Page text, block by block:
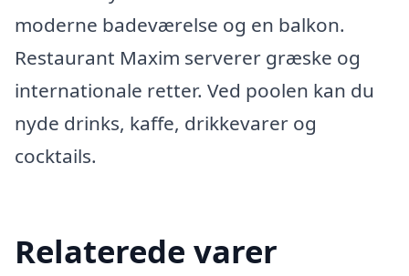
moderne badeværelse og en balkon.
Restaurant Maxim serverer græske og
internationale retter. Ved poolen kan du
nyde drinks, kaffe, drikkevarer og
cocktails.
Relaterede varer